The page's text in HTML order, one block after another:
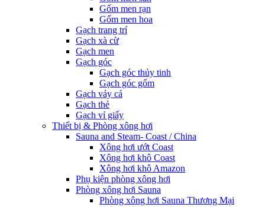
Gốm men rạn
Gốm men hoa
Gạch trang trí
Gạch xà cừ
Gạch men
Gạch góc
Gạch góc thủy tinh
Gạch góc gốm
Gạch vảy cá
Gạch thẻ
Gạch vỉ giấy
Thiết bị & Phòng xông hơi
Sauna and Steam- Coast / China
Xông hơi ướt Coast
Xông hơi khô Coast
Xông hơi khô Amazon
Phụ kiện phòng xông hơi
Phòng xông hơi Sauna
Phòng xông hơi Sauna Thương Mại